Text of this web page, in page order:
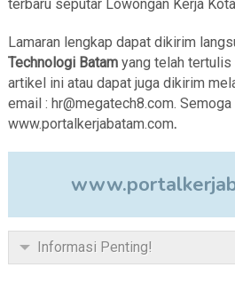
terbaru seputar Lowongan Kerja
Lamaran lengkap dapat dikirim
Technologi Batam yang telah tertulis
artikel ini atau dapat juga dikirim
email : hr@megatech8.com.
www.portalkerjabatam.com.
Informasi Penting!